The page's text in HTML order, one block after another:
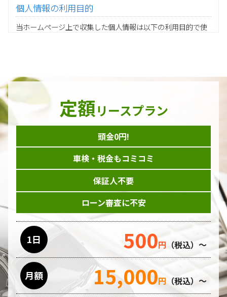
個人情報の利用目的
当ホームページ上で収集した個人情報は以下の利用目的で使
当グループの業務に従事する協力会社様担当者の識別
当グループ内で共同利用する人事関連システムの運用
ダイレクトメール等を利用したアンケート・キャンペーン
などの意見・情報の調査
当ホームページはサービスに関するお問い合わせやご質問、
資料のご請求や各サービス等のお申し込みなど、当ホームペ
ージのサービス提供過程で、氏名、連絡先、勤務先等の個人
情報を書面、電子媒体、ウェブ等を介して収集致します。
委託先の管理･監督
利用目的の遂行のために業務を委託する場合、個人情報の取
り扱いに関する委託先の適正な管理・監督をおこないます。
第三者への提供
定額リースプラン
頭金0円!
車検・税金もコミコミ
保証人不要
ローン審査に不安
1日 500円 （税込）～
月額 15,000円 （税込）～